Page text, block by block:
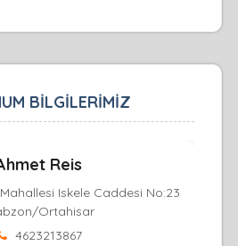
BİLGİLERİMİZ
Reis
Iskele Caddesi No:23
Ortahisar
4623213867